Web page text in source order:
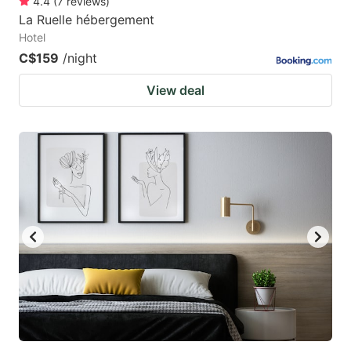
La Ruelle hébergement
Hotel
C$159 /night
View deal